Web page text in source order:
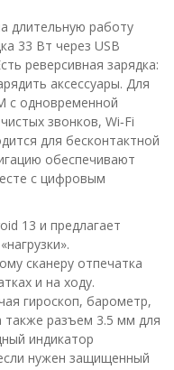
длительную работу
33 Вт через USB
реверсивная зарядка:
аксессуары. Для
с одновременной
звонков, Wi‑Fi
для бесконтактной
обеспечивают
с цифровым
13 и предлагает
сканеру отпечатка
и на ходу.
гироскоп, барометр,
также разъем 3.5 мм для
индикатор
нужен защищенный